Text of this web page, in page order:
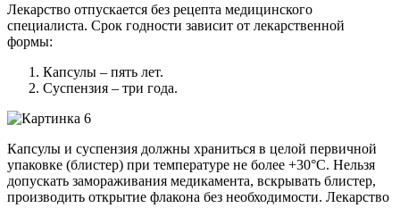
Лекарство отпускается без рецепта медицинского
специалиста. Срок годности зависит от лекарственной
формы:
Капсулы – пять лет.
Суспензия – три года.
Капсулы и суспензия должны храниться в целой первичной
упаковке (блистер) при температуре не более +30°С. Нельзя
допускать замораживания медикамента, вскрывать блистер,
производить открытие флакона без необходимости. Лекарство